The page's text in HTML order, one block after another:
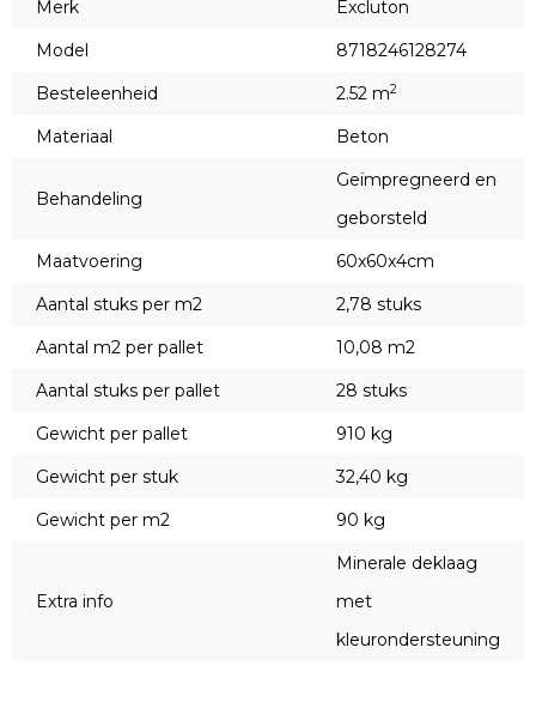
Merk
Excluton
Model
8718246128274
Besteleenheid
2.52 m2
Materiaal Beton
Behandeling
Geïmpregneerd en
geborsteld
Maatvoering
60x60x4cm
Aantal stuks per m2
2,78 stuks
Aantal m2 per pallet
10,08 m2
Aantal stuks per pallet
28 stuks
Gewicht per pallet
910 kg
Gewicht per stuk
32,40 kg
Gewicht per m2
90 kg
Extra info
Minerale deklaag
met
kleurondersteuning